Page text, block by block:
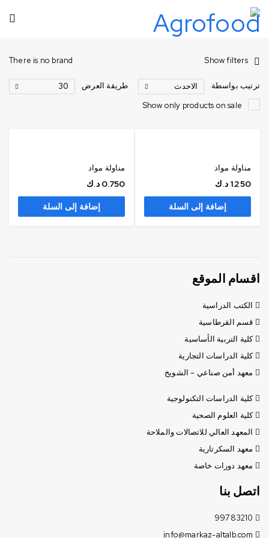
Show filters
There is no brand
ترتيب بواسطة
الاحدث
Show only products on sale
طريقة العرض 30
مناولة مواد
1.250 د.ك
إضافة إلى السلة
مناولة مواد
0.750 د.ك
إضافة إلى السلة
اقسام الموقع
الكتب الدراسية
قسم القرطاسية
كلية التربية الأساسية
كلية الدراسات التجارية
معهد أمن صناعي – الشويخ
كلية الدراسات التكنولوجية
كلية العلوم الصحية
المعهد العالي للاتصالات والملاحة
معهد السكرتارية
معهد دورات خاصة
اتصل بنا
99783210
info@markaz-altalb.com